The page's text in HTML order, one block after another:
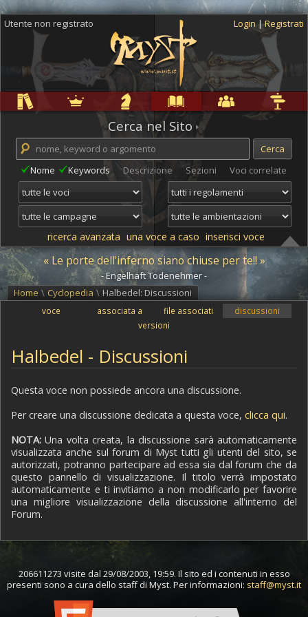
Utente non registrato Login |Registrati
Cerca nel Sito
Nome Keywords Descrizione Sezioni Voci correlate
ricerca avanzata una voce a caso inserisci voce
« Le porte dell'inferno siano chiuse per te!! »
- Engelhaft Todenehmer -
Home \ Cyclopedia \ Halbedel: Discussioni
voce associata a file associati
discussioni
versioni
Halbedel - Discussioni
Questa voce non possiede ancora una discussione.
Per creare una discussione dedicata a questa voce, clicca qui.
NOTA: Una volta creata, la discussione sarà automaticamente
visualizzata anche sul forum di Myst tutti gli utenti del sito, se
autorizzati, potranno partecipare ad essa sia dal forum che da
questo pannello di visualizzazione. Il titolo verrà impostato
automaticamente e ti invitiamo a non modificarlo per favorire
una migliore visualizzazione della discussione all'interno del
Forum.
206611273 visite dal 29/08/2003, 19:59. Il sito ed i contenuti in esso
presenti sono a cura dello staff di Myst. Per informazioni: staff@myst.it